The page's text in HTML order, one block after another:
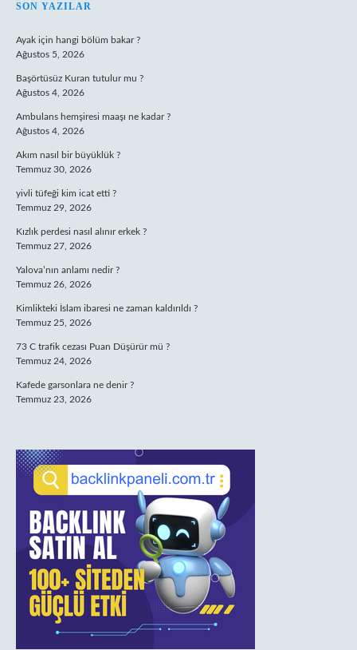
SIDEBAR
SON YAZILAR
Ayak için hangi bölüm bakar ?
Ağustos 5, 2026
Başörtüsüz Kuran tutulur mu ?
Ağustos 4, 2026
Ambulans hemşiresi maaşı ne kadar ?
Ağustos 4, 2026
Akım nasıl bir büyüklük ?
Temmuz 30, 2026
yivli tüfeği kim icat etti ?
Temmuz 29, 2026
Kızlık perdesi nasıl alınır erkek ?
Temmuz 27, 2026
Yalova’nın anlamı nedir ?
Temmuz 26, 2026
Kimlikteki İslam ibaresi ne zaman kaldırıldı ?
Temmuz 25, 2026
73 C trafik cezası Puan Düşürür mü ?
Temmuz 24, 2026
Kafede garsonlara ne denir ?
Temmuz 23, 2026